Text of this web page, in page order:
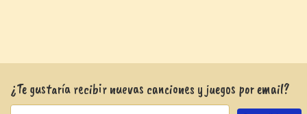
¿Te gustaría recibir nuevas canciones y juegos por email?